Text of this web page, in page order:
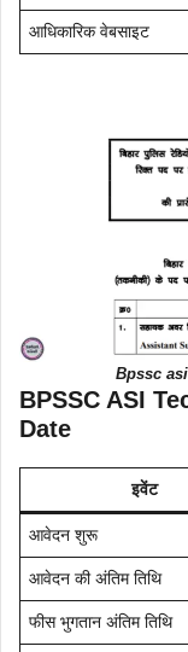
आधिकारिक वेबसाइट
Bpssc
BPSSC ASI
Date
इवेंट
आवेदन शुरू
आवेदन की अंतिम तिथि
फीस भुगतान अंतिम तिथि